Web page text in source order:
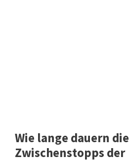
Wie lange dauern die
Zwischenstopps der